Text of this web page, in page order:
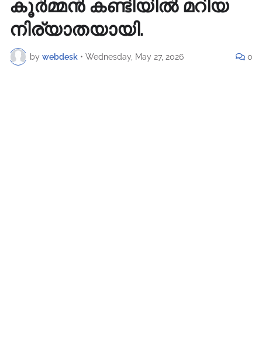
കൂർമ്മൻ കണ്ടിയിൽ മറിയ
നിര്യാതയായി.
by webdesk • Wednesday, May 27, 2026 0